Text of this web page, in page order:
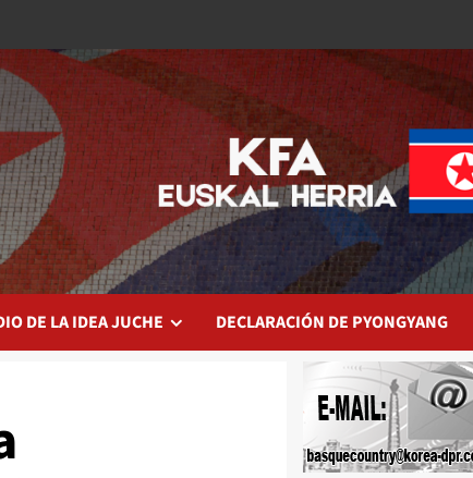
DE LA IDEA JUCHE DECLARACIÓN DE PYONGYANG